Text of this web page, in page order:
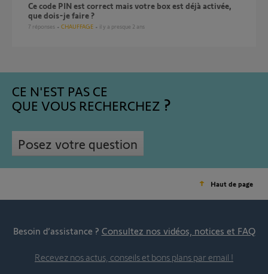
Ce code PIN est correct mais votre box est déjà activée,
que dois-je faire ?
7 réponses CHAUFFAGE il y a presque 2 ans
CE N'EST PAS CE
QUE VOUS RECHERCHEZ
Posez votre question
Haut de page
Besoin d’assistance ? Consultez nos vidéos, notices et FAQ
Recevez nos actus, conseils et bons plans par email !